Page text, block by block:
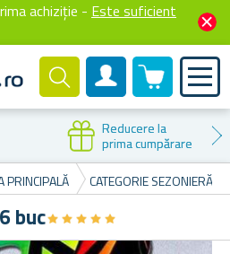
achiziție - Este suficient
Cont client
0 produselor
Reducere la
prima cumpărare
PRINCIPALĂ CATEGORIE SEZONIERĂ
buc★★★★★
★★★★★